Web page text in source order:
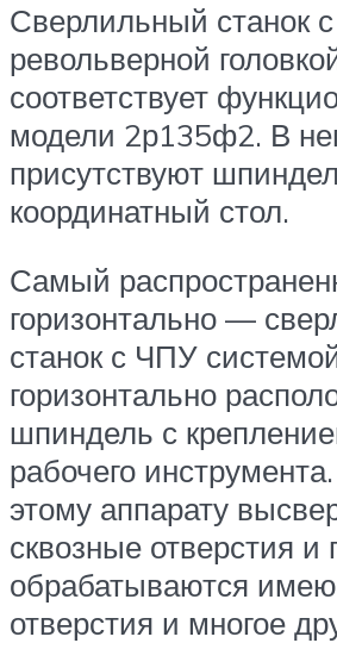
Сверлильный станок
револьверной
соответствует
модели 2р135ф2. В
присутствуют
координатный стол.
Самый
горизонтально —
станок с ЧПУ
горизонтально
шпиндель с
рабочего
этому аппарату
сквозные отверстия и
обрабатываются
отверстия и многое